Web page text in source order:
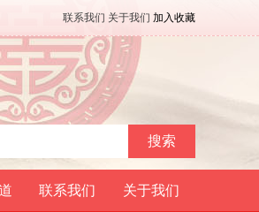
联系我们 关于我们 加入收藏
搜索
联系我们 关于我们